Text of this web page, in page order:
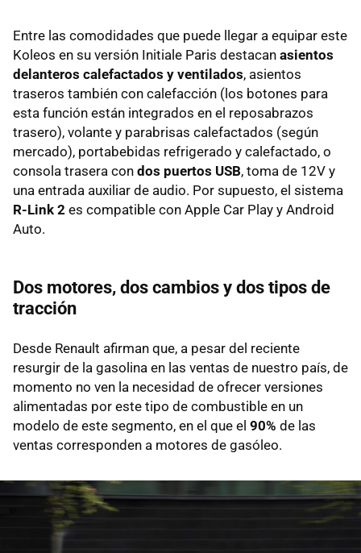
Entre las comodidades que puede llegar a equipar este
Koleos en su versión Initiale Paris destacan asientos
delanteros calefactados y ventilados, asientos
traseros también con calefacción (los botones para
esta función están integrados en el reposabrazos
trasero), volante y parabrisas calefactados (según
mercado), portabebidas refrigerado y calefactado, o
consola trasera con dos puertos USB, toma de 12V y
una entrada auxiliar de audio. Por supuesto, el sistema
R-Link 2 es compatible con Apple Car Play y Android
Auto.
Dos motores, dos cambios y dos tipos de
tracción
Desde Renault afirman que, a pesar del reciente
resurgir de la gasolina en las ventas de nuestro país, de
momento no ven la necesidad de ofrecer versiones
alimentadas por este tipo de combustible en un
modelo de este segmento, en el que el 90% de las
ventas corresponden a motores de gasóleo.